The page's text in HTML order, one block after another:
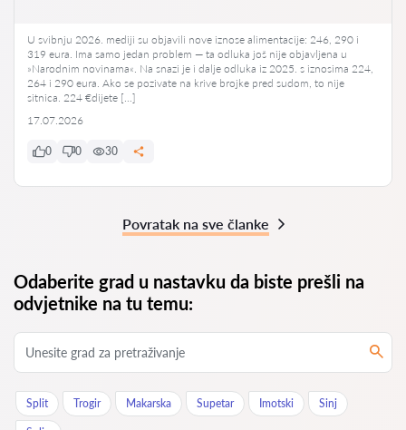
U svibnju 2026. mediji su objavili nove iznose alimentacije: 246, 290 i
319 eura. Ima samo jedan problem — ta odluka još nije objavljena u
»Narodnim novinama«. Na snazi je i dalje odluka iz 2025. s iznosima 224,
264 i 290 eura. Ako se pozivate na krive brojke pred sudom, to nije
sitnica. 224 €dijete […]
17.07.2026
0 0 30
Povratak na sve članke
Odaberite grad u nastavku da biste prešli na
odvjetnike na tu temu:
Split Trogir Makarska Supetar Imotski Sinj